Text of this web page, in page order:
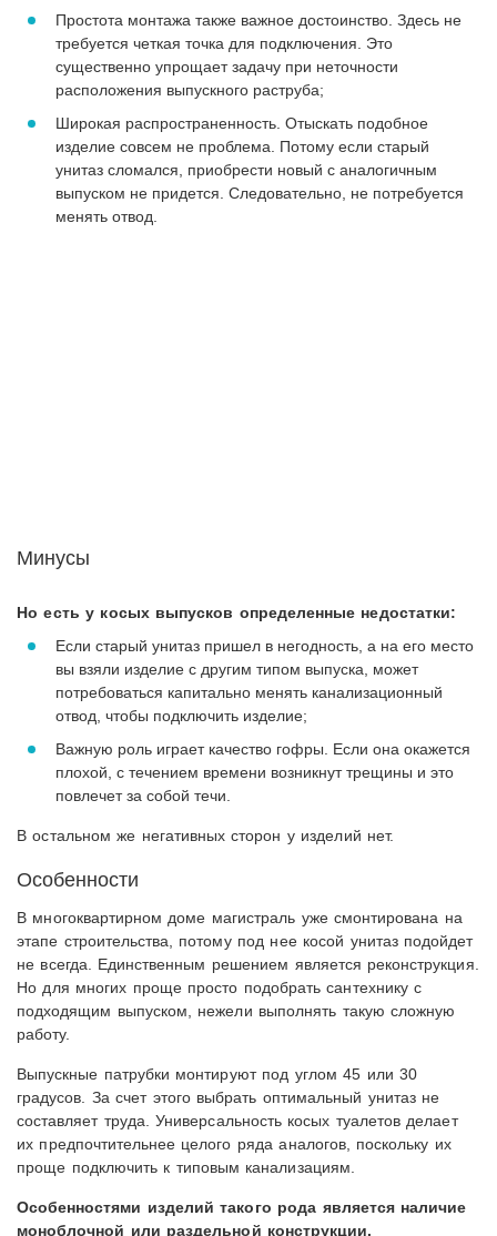
Простота монтажа также важное достоинство. Здесь не
требуется четкая точка для подключения. Это
существенно упрощает задачу при неточности
расположения выпускного раструба;
Широкая распространенность. Отыскать подобное
изделие совсем не проблема. Потому если старый
унитаз сломался, приобрести новый с аналогичным
выпуском не придется. Следовательно, не потребуется
менять отвод.
Минусы
Но есть у косых выпусков определенные недостатки:
Если старый унитаз пришел в негодность, а на его место
вы взяли изделие с другим типом выпуска, может
потребоваться капитально менять канализационный
отвод, чтобы подключить изделие;
Важную роль играет качество гофры. Если она окажется
плохой, с течением времени возникнут трещины и это
повлечет за собой течи.
В остальном же негативных сторон у изделий нет.
Особенности
В многоквартирном доме магистраль уже смонтирована на
этапе строительства, потому под нее косой унитаз подойдет
не всегда. Единственным решением является реконструкция.
Но для многих проще просто подобрать сантехнику с
подходящим выпуском, нежели выполнять такую сложную
работу.
Выпускные патрубки монтируют под углом 45 или 30
градусов. За счет этого выбрать оптимальный унитаз не
составляет труда. Универсальность косых туалетов делает
их предпочтительнее целого ряда аналогов, поскольку их
проще подключить к типовым канализациям.
Особенностями изделий такого рода является наличие
моноблочной или раздельной конструкции.